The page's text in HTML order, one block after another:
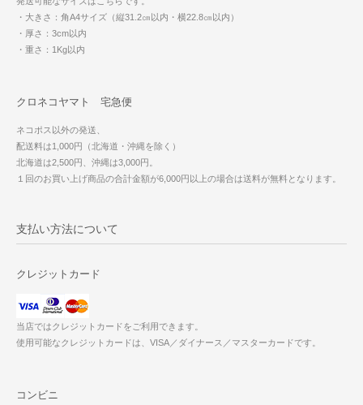
・大きさ：角A4サイズ（縦31.2㎝以内・横22.8㎝以内）
・厚さ：3cm以内
・重さ：1Kg以内
クロネコヤマト 宅急便
ネコポス以外の発送、
配送料は1,000円（北海道・沖縄を除く）
北海道は2,500円、沖縄は3,000円。
１回のお買い上げ商品の合計金額が6,000円以上の場合は送料が無料となります。
支払い方法について
クレジットカード
当店ではクレジットカードをご利用できます。
使用可能なクレジットカードは、VISA／ダイナース／マスターカードです。
コンビニ